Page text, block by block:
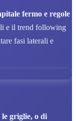
fermo e regole
e il trend following
fasi laterali e
griglie, o di